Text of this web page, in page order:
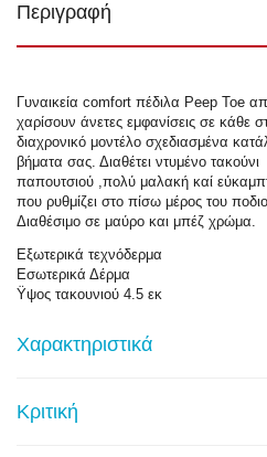
Περιγραφή
Γυναικεία comfort πέδιλα Peep Toe
χαρίσουν άνετες εμφανίσεις σε κάθε
διαχρονικό μοντέλο σχεδιασμένα
βήματα σας. Διαθέτει ντυμένο
παπουτσιού ,πολύ μαλακή καί
που ρυθμίζει στο πίσω μέρος του
Διαθέσιμο σε μαύρο και μπέζ χρώμα.
Εξωτερικά τεχνόδερμα
Εσωτερικά Δέρμα
Ϋψος τακουνιού 4.5 εκ
Χαρακτηριστικά
Κριτική